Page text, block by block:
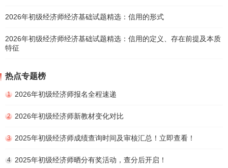
2026年初级经济师经济基础试题精选：信用的形式
2026年初级经济师经济基础试题精选：信用的定义、存在前提及本质
特征
热点专题榜
1 2026年初级经济师报名全程速递
2 2026年初级经济师新教材变化对比
3 2025年初级经济师成绩查询时间及审核汇总！立即查看！
4 2025年初级经济师晒分有奖活动，查分后开启！